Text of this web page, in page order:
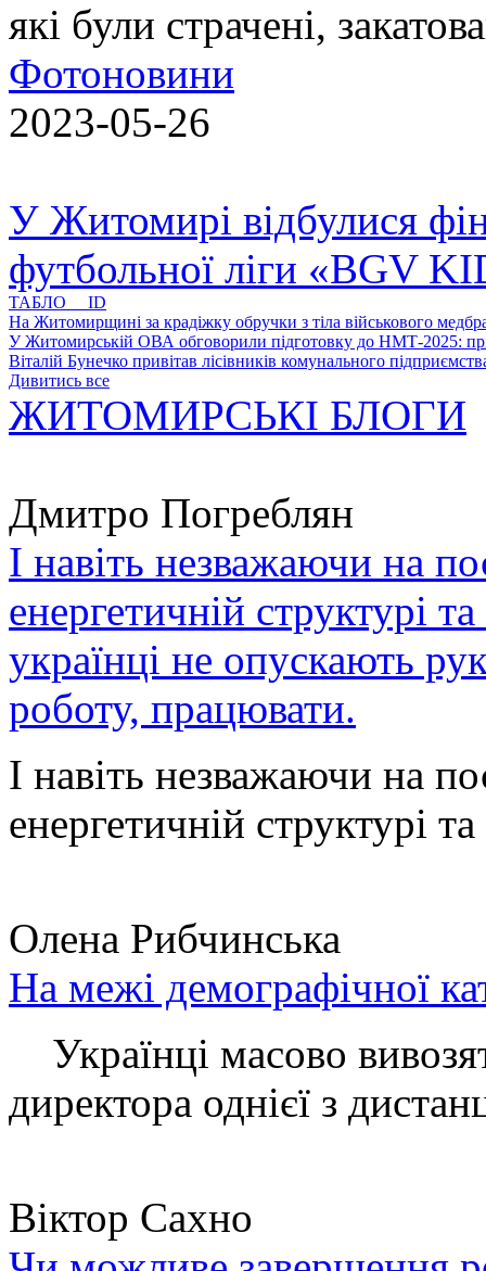
які були страчені,
Фотоновини
2023-05-26
У Житомирі відбулися
футбольної ліги «BGV
ТАБЛО ID
На Житомирщині за крадіжку обручки з тіла військового
У Житомирській ОВА обговорили підготовку до НМТ-2025:
Віталій Бунечко привітав лісівників комунального
Дивитись все
ЖИТОМИРСЬКІ БЛОГИ
Дмитро Погреблян
І навіть незважаючи на
енергетичній структурі
українці не опускають
роботу, працювати.
І навіть незважаючи на
енергетичній структурі
Олена Рибчинська
На межі демографічної
Українці масово
директора однієї з
Віктор Сахно